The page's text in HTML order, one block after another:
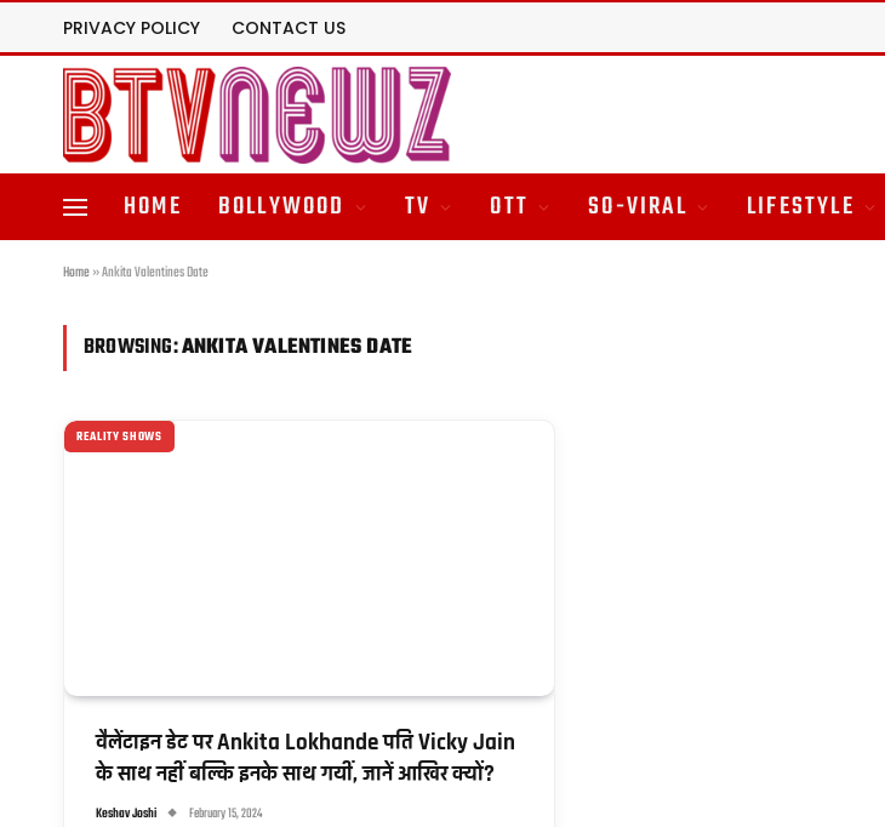
PRIVACY POLICY CONTACT US
HOME BOLLYWOOD TV OTT SO-VIRAL LIFESTYLE
Home»Ankita Valentines Date
BROWSING:ANKITA VALENTINES DATE
REALITY SHOWS
वैलेंटाइन डेट पर Ankita Lokhande पति Vicky Jain
के साथ नहीं बल्कि इनके साथ गयीं, जानें आखिर क्यों?
Keshav Joshi February 15, 2024